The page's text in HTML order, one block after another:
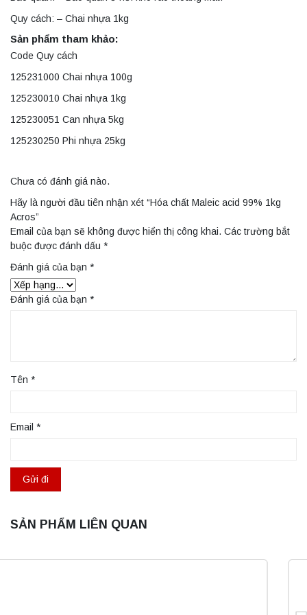
Quy cách: – Chai nhựa 1kg
Sản phẩm tham khảo:
Code Quy cách
125231000 Chai nhựa 100g
125230010 Chai nhựa 1kg
125230051 Can nhựa 5kg
125230250 Phi nhựa 25kg
Chưa có đánh giá nào.
Hãy là người đầu tiên nhận xét “Hóa chất Maleic acid 99% 1kg
Acros”
Email của bạn sẽ không được hiển thị công khai. Các trường bắt
buộc được đánh dấu *
Đánh giá của bạn *
Đánh giá của bạn *
Tên *
Email *
SẢN PHẨM LIÊN QUAN